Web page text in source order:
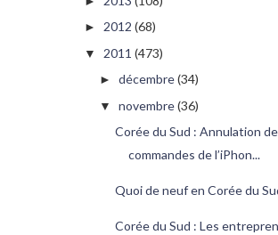
► 2012 (68)
▼ 2011 (473)
► décembre(34)
▼ novembre(36)
Corée du Sud : Annulation
commandes de l’iPhon...
Quoi de neuf en Corée du
Corée du Sud : Les